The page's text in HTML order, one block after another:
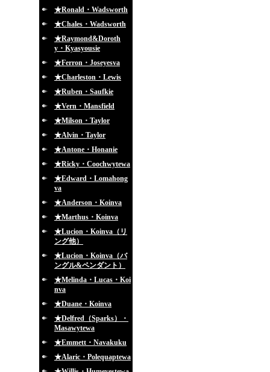
★Ronald・Wadsworth
★Chales・Wadsworth
★Raymond&Doroth
y・Kyasyousie
★Ferron・Joseyesva
★Charleston・Lewis
★Ruben・Saufkie
★Vern・Mansfield
★Milson・Taylor
★Alvin・Taylor
★Antone・Honanie
★Ricky・Coochwytewa
★Edward・Lomahong
va
★Anderson・Koinva
★Marthus・Koinva
★Lucion・Koinva（リ
ング他）
★Lucion・Koinva（バ
ングル&ペンダント）
★Melinda・Lucas・Koi
nva
★Duane・Koinva
★Delfred（Sparks）・
Masawytewa
★Emmett・Navakuku
★Alaric・Polequaptewa